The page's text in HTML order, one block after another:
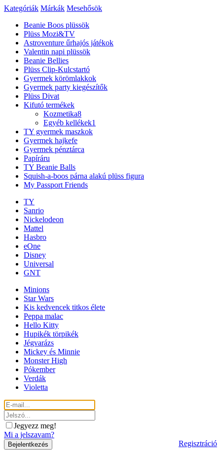
Kategóriák Márkák Mesehősök
Beanie Boos plüssök
Plüss Mozi&TV
Astroventure űrhajós játékok
Valentin napi plüssök
Beanie Bellies
Plüss Clip-Kulcstartó
Gyermek körömlakkok
Gyermek party kiegészítők
Plüss Divat
Kifutó termékek
Kozmetika8
Egyéb kellékek1
TY gyermek maszkok
Gyermek hajkefe
Gyermek pénztárca
Papíráru
TY Beanie Balls
Squish-a-boos párna alakú plüss figura
My Passport Friends
TY
Sanrio
Nickelodeon
Mattel
Hasbro
eOne
Disney
Universal
GNT
Minions
Star Wars
Kis kedvencek titkos élete
Peppa malac
Hello Kitty
Hupikék törpikék
Jégvarázs
Mickey és Minnie
Monster High
Pókember
Verdák
Violetta
Jegyezz meg!
Mi a jelszavam?
Regisztráció